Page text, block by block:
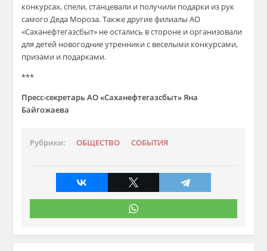
конкурсах, спели, станцевали и получили подарки из рук
самого Деда Мороза.Также другие филиалы АО
«Саханефтегазсбыт» не остались в стороне и организовали
для детей новогодние утренники с веселыми конкурсами,
призами и подарками.
***
Пресс-секретарь АО «Саханефтегазсбыт» Яна
Байгожаева
Рубрики: ОБЩЕСТВО СОБЫТИЯ